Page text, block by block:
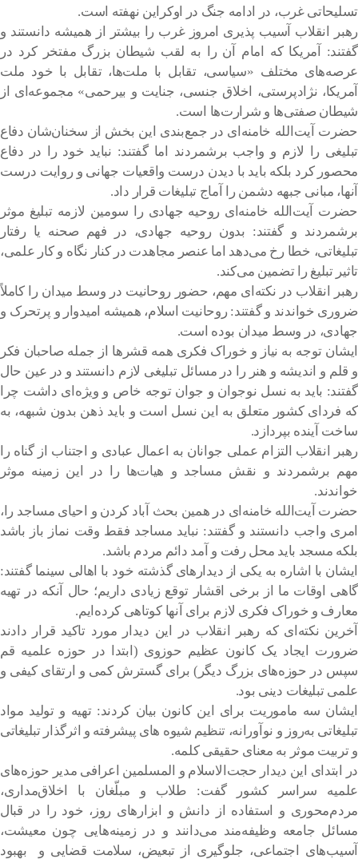
تسلیحاتی غرب، در ادامه جنگ در اوکراین نهفته است.
رهبر انقلاب آسیب پذیری امروز غرب را بیشتر از همیشه دانستند و
گفتند: آمریکا که امام آن را به لقب شیطان بزرگ مفتخر کرد در
عرصه‌های مختلف «سیاسی، تقابل با ملت‌ها، تقابل با خود ملت
آمریکا، نژادپرستی، اخلاق جنسی، جنایت و بیرحمی» مجموعه‌ای از
شیطان صفتی‌ها و شرارت‌ها است.
حضرت آیت‌الله خامنه‌ای در جمع‌بندی این بخش از سخنان‌شان دفاع
تبلیغی را لازم و واجب برشمردند اما گفتند: نباید خود را در دفاع
محصور کرد بلکه باید با دیدن درست واقعیات جهانی و روایت درست
آنها، مبانی جبهه دشمن را آماج تبلیغات قرار داد.
حضرت آیت‌الله خامنه‌ای روحیه جهادی را سومین لازمه تبلیغ موثر
برشمردند و گفتند: بدون روحیه جهادی، در فهم صحنه یا رفتار
تبلیغاتی، خطا رخ می‌دهد اما عنصر مجاهدت در کنار نگاه و کار علمی،
تاثیر تبلیغ را تضمین می‌کند.
رهبر انقلاب در نکته‌ای مهم، حضور روحانیت در وسط میدان را کاملاً
ضروری خواندند و گفتند: روحانیت اسلام، همیشه امیدوار و پرتحرک و
جهادی، در وسط میدان بوده است.
ایشان توجه به نیاز و خوراک فکری همه قشرها از جمله صاحبان فکر
و قلم و اندیشه و هنر را در مسائل تبلیغی لازم دانستند و در عین حال
گفتند: باید به نسل نوجوان و جوان توجه خاص و ویژه‌ای داشت چرا
که فردای کشور متعلق به این نسل است و باید ذهن بدون شبهه، به
ساخت آینده بپردازد.
رهبر انقلاب التزام عملی جوانان به اعمال عبادی و اجتناب از گناه را
مهم برشمردند و نقش مساجد و هیات‌ها را در این زمینه موثر
خواندند.
حضرت ‌آیت‌الله خامنه‌ای در همین بحث آباد کردن و احیای مساجد را،
امری واجب دانستند و گفتند: نباید مساجد فقط وقت نماز باز باشد
بلکه مسجد باید محل رفت و آمد دائم مردم باشد.
ایشان با اشاره به یکی از دیدارهای گذشته خود با اهالی سینما گفتند:
گاهی اوقات ما از برخی اقشار توقع زیادی داریم؛ حال آنکه در تهیه
معارف و خوراک فکری لازم برای آنها کوتاهی کرده‌ایم.
آخرین نکته‌ای که رهبر انقلاب در این دیدار مورد تاکید قرار دادند
ضرورت ایجاد یک کانون عظیم حوزوی (ابتدا در حوزه علمیه قم
سپس در حوزه‌های بزرگ دیگر) برای گسترش کمی و ارتقای کیفی و
علمی تبلیغات دینی بود.
ایشان سه ماموریت برای این کانون بیان کردند: تهیه و تولید مواد
تبلیغاتی به‌روز و نوآورانه، تنظیم شیوه های پیشرفته و اثرگذار تبلیغاتی
و تربیت موثر به معنای حقیقی کلمه.
در ابتدای این دیدار حجت‌الاسلام و المسلمین اعرافی مدیر حوزه‌های
علمیه سراسر کشور گفت: طلاب و مبلّغان با اخلاق‌مداری،
مردم‌محوری و استفاده از دانش و ابزارهای ‌روز، خود را در قبال
مسائل جامعه وظیفه‌مند می‌دانند و در زمینه‌هایی چون معیشت،
آسیب‌های اجتماعی، جلوگیری از تبعیض، سلامت قضایی و بهبود